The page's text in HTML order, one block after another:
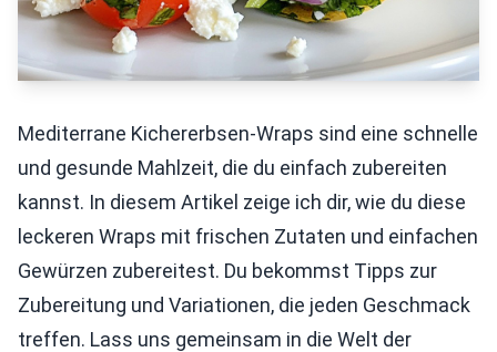
Mediterrane Kichererbsen-Wraps sind eine schnelle
und gesunde Mahlzeit, die du einfach zubereiten
kannst. In diesem Artikel zeige ich dir, wie du diese
leckeren Wraps mit frischen Zutaten und einfachen
Gewürzen zubereitest. Du bekommst Tipps zur
Zubereitung und Variationen, die jeden Geschmack
treffen. Lass uns gemeinsam in die Welt der